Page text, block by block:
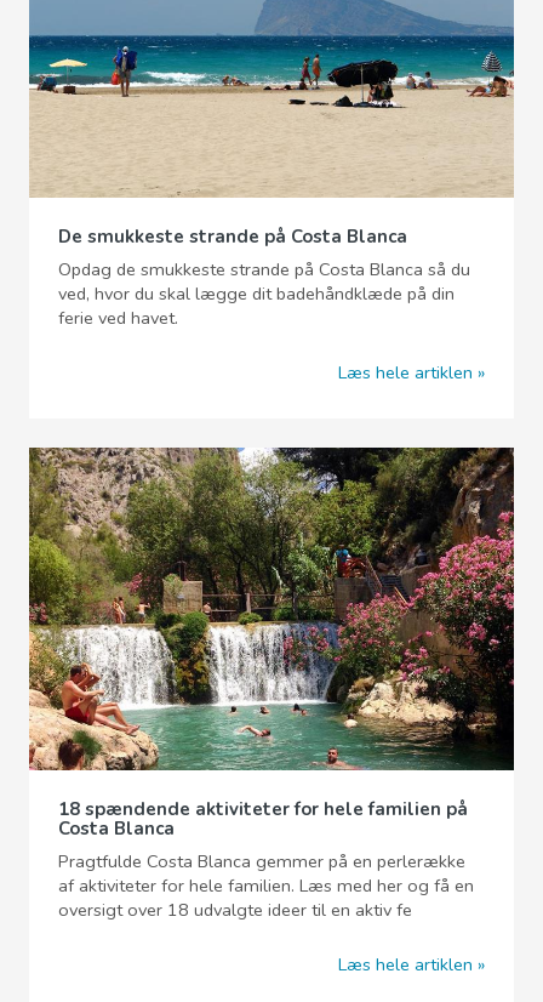
De smukkeste strande på Costa Blanca
Opdag de smukkeste strande på Costa Blanca så du
ved, hvor du skal lægge dit badehåndklæde på din
ferie ved havet.
Læs hele artiklen
18 spændende aktiviteter for hele familien på
Costa Blanca
Pragtfulde Costa Blanca gemmer på en perlerække
af aktiviteter for hele familien. Læs med her og få en
oversigt over 18 udvalgte ideer til en aktiv fe
Læs hele artiklen